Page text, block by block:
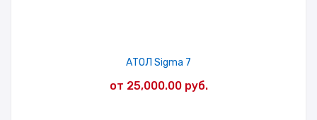
АТОЛ Sigma 7
от 25,000.00 руб.